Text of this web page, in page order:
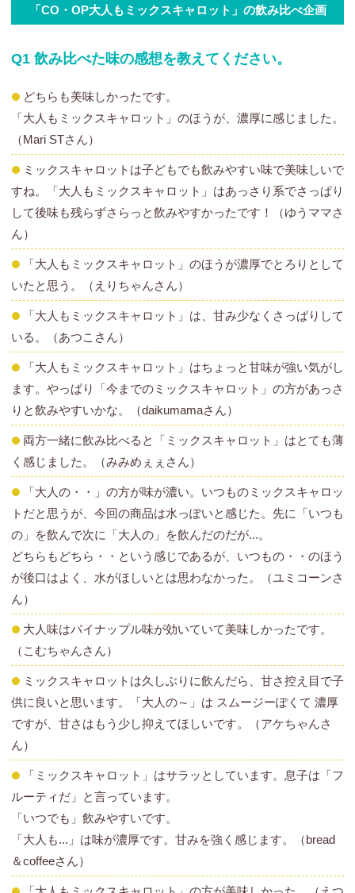
「CO・OP大人もミックスキャロット」の飲み比べ企画
Q1 飲み比べた味の感想を教えてください。
どちらも美味しかったです。
「大人もミックスキャロット」のほうが、濃厚に感じました。
（Mari STさん）
ミックスキャロットは子どもでも飲みやすい味で美味しいで
すね。「大人もミックスキャロット」はあっさり系でさっぱり
して後味も残らずさらっと飲みやすかったです！（ゆうママさ
ん）
「大人もミックスキャロット」のほうが濃厚でとろりとして
いたと思う。（えりちゃんさん）
「大人もミックスキャロット」は、甘み少なくさっぱりして
いる。（あつこさん）
「大人もミックスキャロット」はちょっと甘味が強い気がし
ます。やっぱり「今までのミックスキャロット」の方があっさ
りと飲みやすいかな。（daikumamaさん）
両方一緒に飲み比べると「ミックスキャロット」はとても薄
く感じました。（みみめぇぇさん）
「大人の・・」の方が味が濃い。いつものミックスキャロッ
トだと思うが、今回の商品は水っぽいと感じた。先に「いつも
の」を飲んで次に「大人の」を飲んだのだが...。
どちらもどちら・・という感じであるが、いつもの・・のほう
が後口はよく、水がほしいとは思わなかった。（ユミコーンさ
ん）
大人味はパイナップル味が効いていて美味しかったです。
（こむちゃんさん）
ミックスキャロットは久しぶりに飲んだら、甘さ控え目で子
供に良いと思います。「大人の～」は スムージーぽくて 濃厚
ですが、甘さはもう少し抑えてほしいです。（アケちゃんさ
ん）
「ミックスキャロット」はサラッとしています。息子は「フ
ルーティだ」と言っています。
「いつでも」飲みやすいです。
「大人も...」は味が濃厚です。甘みを強く感じます。（bread
＆coffeeさん）